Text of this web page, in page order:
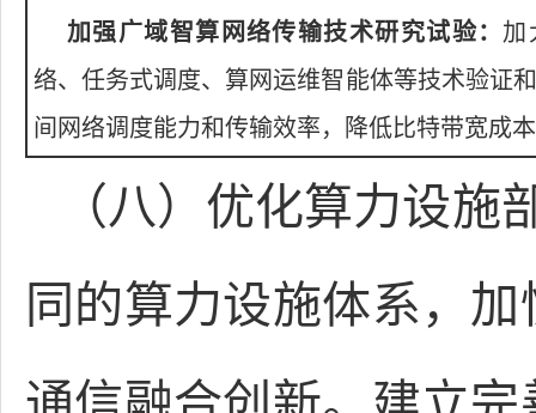
加强广域智算网络传输技术研究试验： 加
络、任务式调度、算网运维智能体等技术验证
间网络调度能力和传输效率，降低比特带宽成
（八）优化算力设
同的算力设施体系，